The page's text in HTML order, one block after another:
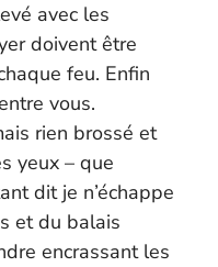
avec les
doivent être
feu. Enfin
vous.
rien brossé et
yeux – que
dit je n’échappe
et du balais
encrassant les